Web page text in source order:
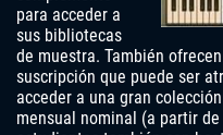
para acceder a
sus bibliotecas
de muestra. También
suscripción que puede ser
acceder a una gran
mensual nominal (a partir